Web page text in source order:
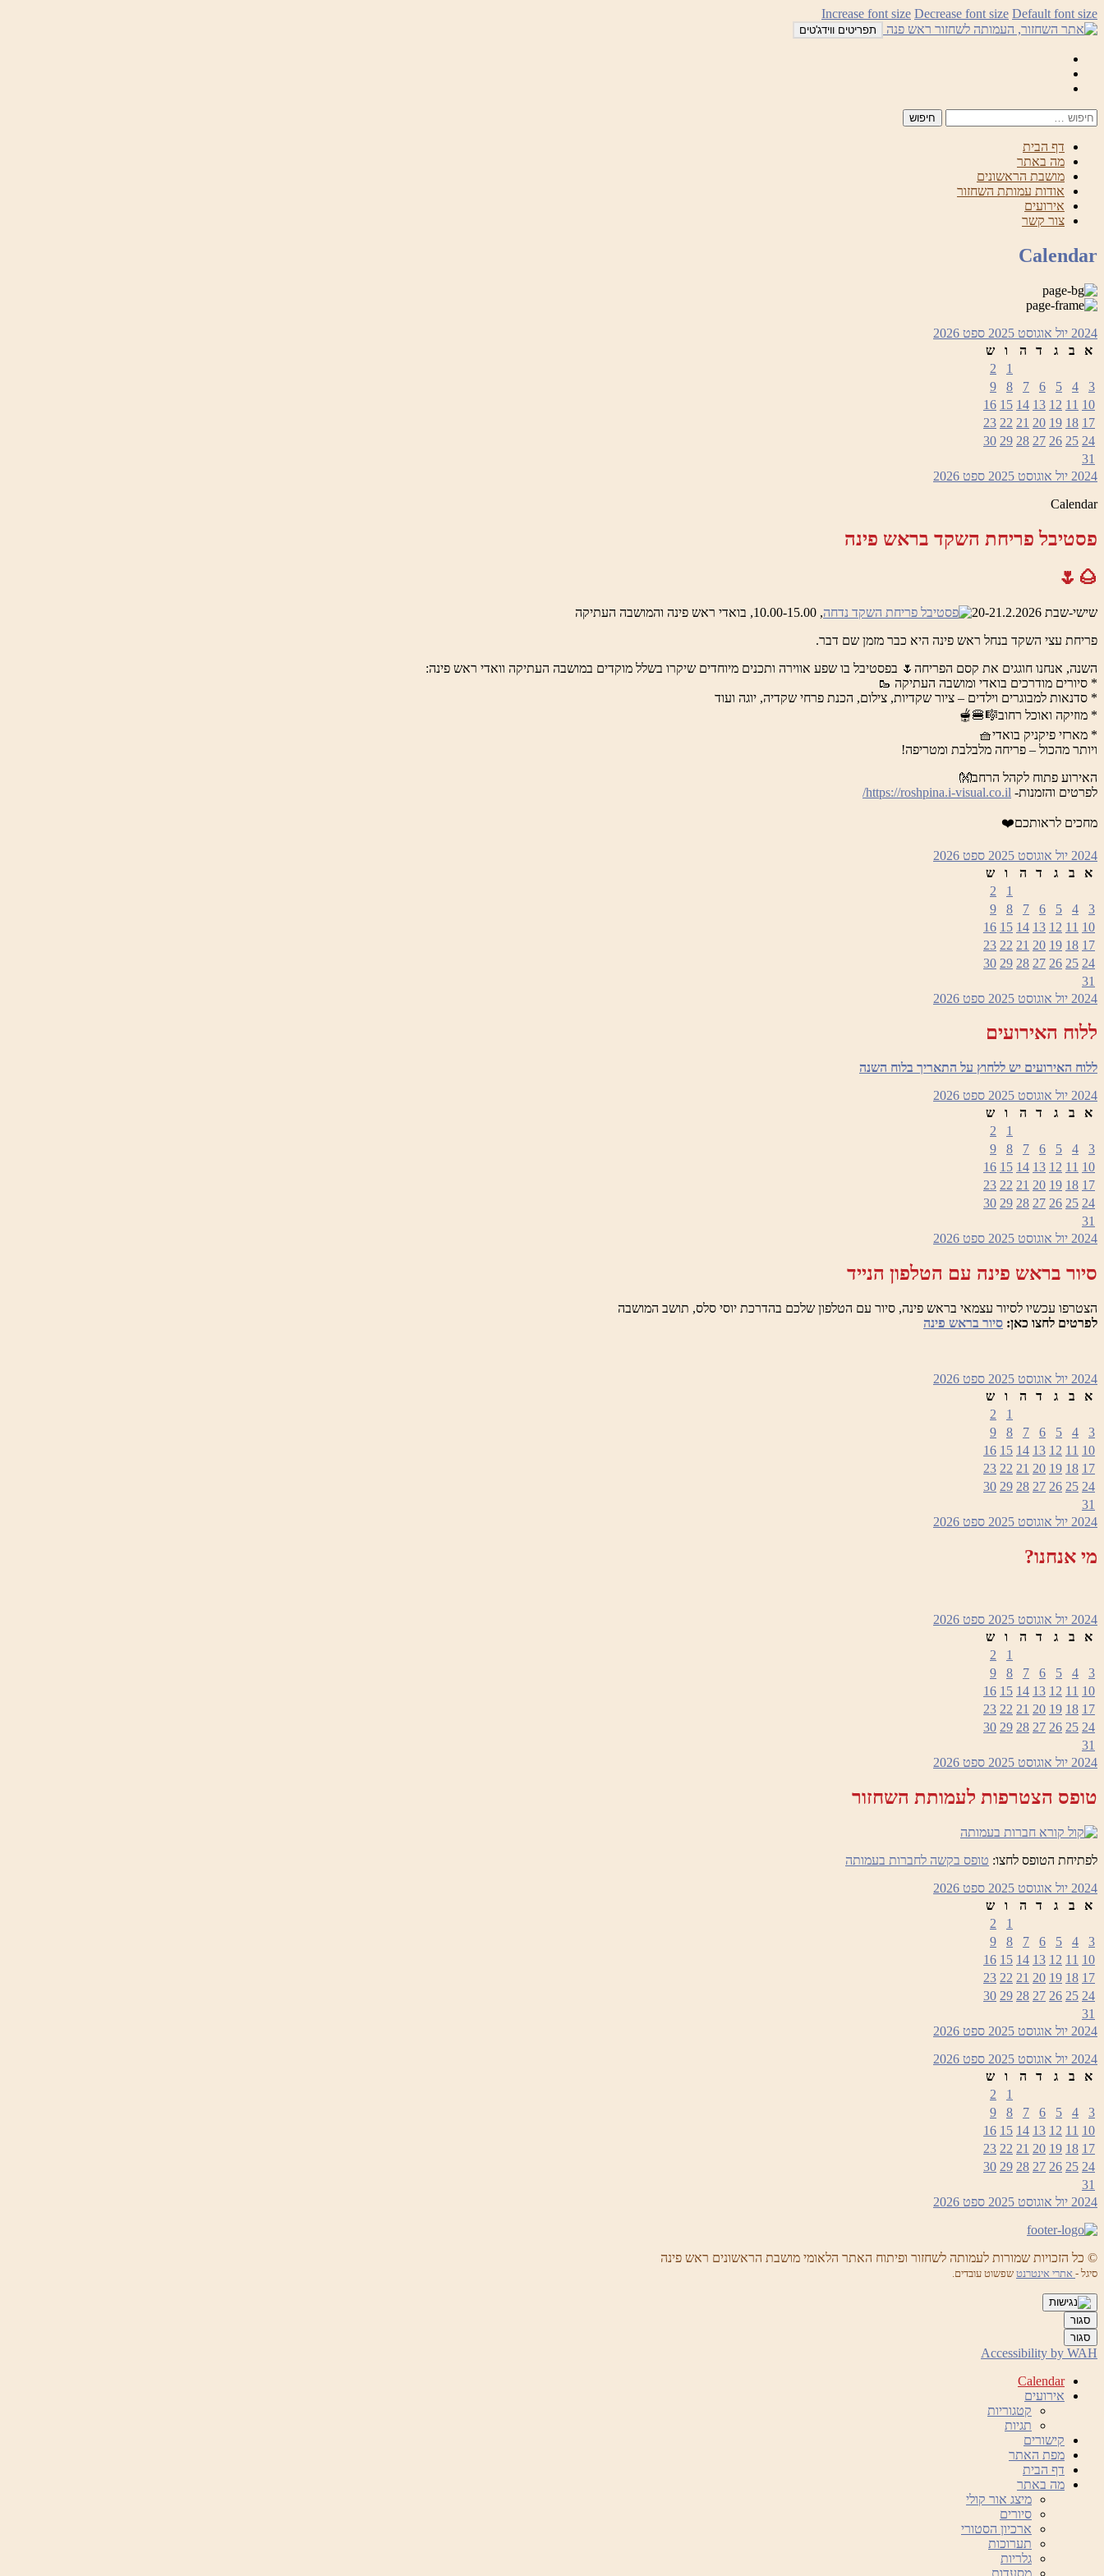
לדלג
לתוכן
Increase font size Decrease font size Default font size
תפריטים ווידג'טים
דף הבית
מה באתר
מושבת הראשונים
אודות עמותת השחזור
אירועים
צור קשר
Calendar
2024 יול אוגוסט 2025 ספט 2026
א
ב ג ד ה ו
ש
1
2
3
4
5
6
7
8
9
10
11
12
13
14
15
16
17
18
19
20
21
22
23
24
25
26
27
28
29
30
31
2024 יול אוגוסט 2025 ספט 2026
Calendar
פסטיבל פריחת השקד בראש פינה
🌰🌷
שישי-שבת 20-21.2.2026
, 10.00-15.00, בואדי ראש פינה והמושבה העתיקה
פריחת עצי השקד בנחל ראש פינה היא כבר מזמן שם דבר.
השנה, אנחנו חוגגים את קסם הפריחה🌷 בפסטיבל בו שפע אווירה ותכנים מיוחדים שיקרו בשלל מוקדים במושבה העתיקה וואדי ראש פינה:
* סיורים מודרכים בואדי ומושבה העתיקה 🥾
* סדנאות למבוגרים וילדים – ציור שקדיות, צילום, הכנת פרחי שקדיה, יוגה ועוד
* מוזיקה ואוכל רחוב🎼🍔🫕
* מארזי פיקניק בואדי🧺
ויותר מהכול – פריחה מלבלבת ומטריפה!
האירוע פתוח לקהל הרחב👐
לפרטים והזמנות- https://roshpina.i-visual.co.il/
מחכים לראותכם❤️
2024 יול אוגוסט 2025 ספט 2026
א
ב ג ד ה ו
ש
1
2
3
4
5
6
7
8
9
10
11
12
13
14
15
16
17
18
19
20
21
22
23
24
25
26
27
28
29
30
31
2024 יול אוגוסט 2025 ספט 2026
ללוח האירועים
ללוח האירועים יש ללחוץ על התאריך בלוח השנה
2024 יול אוגוסט 2025 ספט 2026
א
ב ג ד ה ו
ש
1
2
3
4
5
6
7
8
9
10
11
12
13
14
15
16
17
18
19
20
21
22
23
24
25
26
27
28
29
30
31
2024 יול אוגוסט 2025 ספט 2026
סיור בראש פינה עם הטלפון הנייד
הצטרפו עכשיו לסיור עצמאי בראש פינה, סיור עם הטלפון שלכם בהדרכת יוסי סלס, תושב המושבה
לפרטים לחצו כאן: סיור בראש פינה
2024 יול אוגוסט 2025 ספט 2026
א
ב ג ד ה ו
ש
1
2
3
4
5
6
7
8
9
10
11
12
13
14
15
16
17
18
19
20
21
22
23
24
25
26
27
28
29
30
31
2024 יול אוגוסט 2025 ספט 2026
מי אנחנו?
2024 יול אוגוסט 2025 ספט 2026
א
ב ג ד ה ו
ש
1
2
3
4
5
6
7
8
9
10
11
12
13
14
15
16
17
18
19
20
21
22
23
24
25
26
27
28
29
30
31
2024 יול אוגוסט 2025 ספט 2026
טופס הצטרפות לעמותת השחזור
לפתיחת הטופס לחצו: טופס בקשה לחברות בעמותה
2024 יול אוגוסט 2025 ספט 2026
א
ב ג ד ה ו
ש
1
2
3
4
5
6
7
8
9
10
11
12
13
14
15
16
17
18
19
20
21
22
23
24
25
26
27
28
29
30
31
2024 יול אוגוסט 2025 ספט 2026
2024 יול אוגוסט 2025 ספט 2026
א
ב ג ד ה ו
ש
1
2
3
4
5
6
7
8
9
10
11
12
13
14
15
16
17
18
19
20
21
22
23
24
25
26
27
28
29
30
31
2024 יול אוגוסט 2025 ספט 2026
© כל הזכויות שמורות לעמותה לשחזור ופיתוח האתר הלאומי מושבת הראשונים ראש פינה
סיגל - אתרי אינטרנט שפשוט עובדים.
סגור
סגור
Accessibility by WAH
Calendar
אירועים
קטגוריות
תגיות
קישורים
מפת האתר
דף הבית
מה באתר
מיצג אור קולי
סיורים
ארכיון הסטורי
תערוכות
גלריות
מסעדות